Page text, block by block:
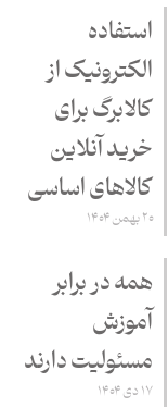
استفاده
الکترونیک از
کالابرگ برای
خرید آنلاین
کالاهای اساسی
۲۰ بهمن ۱۴۰۴
همه در برابر
آموزش
مسئولیت دارند
۱۷ دی ۱۴۰۴